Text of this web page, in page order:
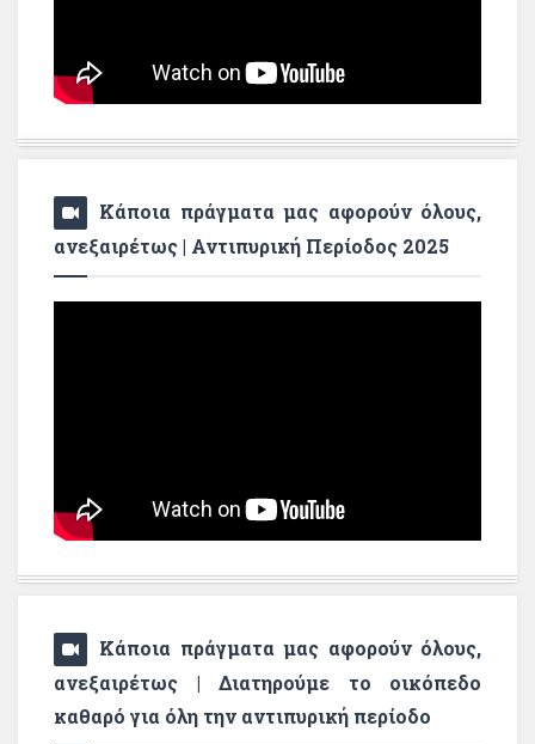
Κάποια πράγματα μας αφορούν όλους,
ανεξαιρέτως | Αντιπυρική Περίοδος 2025
Κάποια πράγματα μας αφορούν όλους,
ανεξαιρέτως | Διατηρούμε το οικόπεδο
καθαρό για όλη την αντιπυρική περίοδο